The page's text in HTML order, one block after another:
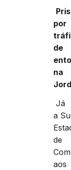
por
de
na
Já
a
de
aos